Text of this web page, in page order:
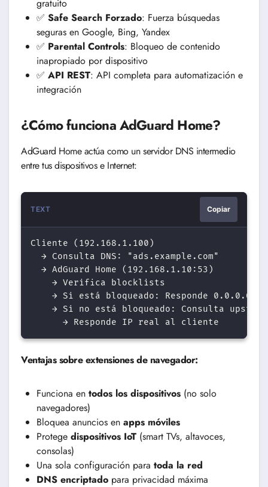
gratuito
✅ Safe Search Forzado: Fuerza búsquedas
seguras en Google, Bing, Yandex
✅ Parental Controls: Bloqueo de contenido
inapropiado por dispositivo
✅ API REST: API completa para automatización e
integración
¿Cómo funciona AdGuard Home?
AdGuard Home actúa como un servidor DNS intermedio
entre tus dispositivos e Internet:
TEXT Copiar
Cliente (192.168.1.100)
  → Consulta DNS: "ads.example.com"
  → AdGuard Home (192.168.1.10:53)
    → Verifica blocklists
→ Si está bloqueado: Responde 0.0.0.0
→ Si no está bloqueado: Consulta
Ventajas sobre extensiones de navegador:
Funciona en todos los dispositivos(no solo
navegadores)
Bloquea anuncios en apps móviles
Protege dispositivos IoT(smart TVs, altavoces,
consolas)
Una sola configuración para toda la red
DNS encriptadopara privacidad máxima